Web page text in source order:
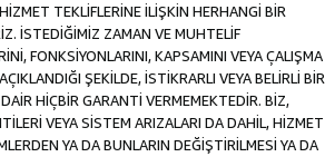
TEKLİFLERİNE İLİŞKİN HERHANGİ BİR
İSTEDİĞİMİZ ZAMAN VE MUHTELİF
FONKSİYONLARINI, KAPSAMINI VEYA ÇALIŞMA
ŞEKİLDE, İSTİKRARLI VEYA BELİRLİ BİR
HİÇBİR GARANTİ VERMEMEKTEDİR. BİZ,
VEYA SİSTEM ARIZALARI DA DAHİL, HİZMET
YA DA BUNLARIN DEĞİŞTİRİLMESİ YA DA